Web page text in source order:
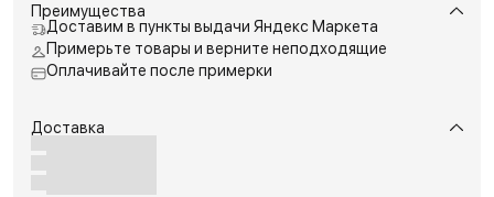
Преимущества
Доставим в пункты выдачи Яндекс Маркета
Примерьте товары и верните неподходящие
Оплачивайте после примерки
Доставка